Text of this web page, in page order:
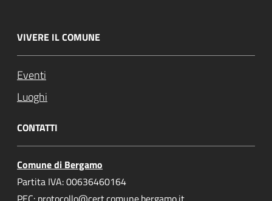
VIVERE IL COMUNE
Eventi
Luoghi
CONTATTI
Comune di Bergamo
Partita IVA: 00636460164